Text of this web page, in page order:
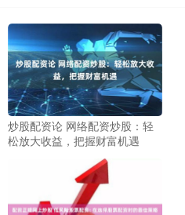
炒股配资论 网络配资炒股：轻
松放大收益，把握财富机遇